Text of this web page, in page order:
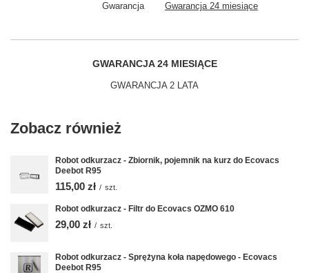
Gwarancja Gwarancja 24 miesiące
GWARANCJA 24 MIESIĄCE
GWARANCJA 2 LATA
Zobacz również
Robot odkurzacz - Zbiornik, pojemnik na kurz do Ecovacs
Deebot R95
115,00 zł / szt.
Robot odkurzacz - Filtr do Ecovacs OZMO 610
29,00 zł / szt.
Robot odkurzacz - Sprężyna koła napędowego - Ecovacs
Deebot R95